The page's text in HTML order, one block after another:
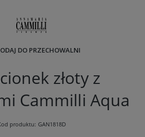
DO PRZECHOWALNI
złoty z
Cammilli Aqua
produktu: GAN1818D